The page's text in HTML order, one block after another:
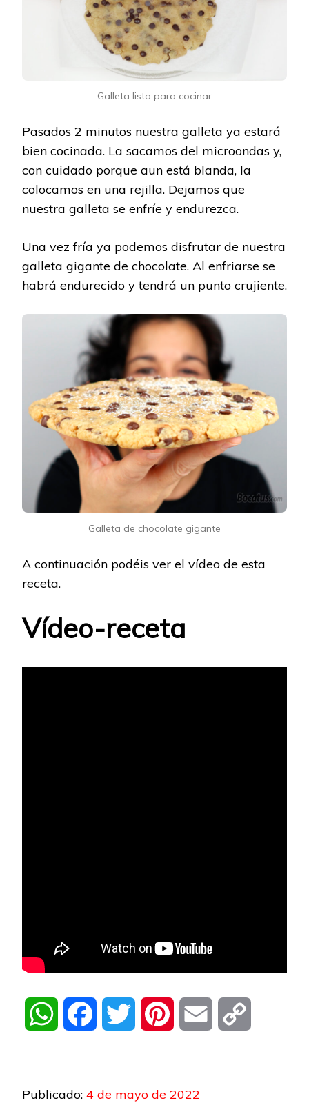
Galleta lista para cocinar
Pasados 2 minutos nuestra galleta ya estará
bien cocinada. La sacamos del microondas y,
con cuidado porque aun está blanda, la
colocamos en una rejilla. Dejamos que
nuestra galleta se enfríe y endurezca.
Una vez fría ya podemos disfrutar de nuestra
galleta gigante de chocolate. Al enfriarse se
habrá endurecido y tendrá un punto crujiente.
Galleta de chocolate gigante
A continuación podéis ver el vídeo de esta
receta.
Vídeo-receta
WhatsAppFacebook Twitter Pinterest Email
Publicado: 4 de mayo de 2022